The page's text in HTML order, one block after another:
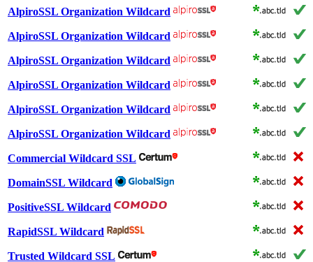
AlpiroSSL Organization Wildcard
AlpiroSSL Organization Wildcard
AlpiroSSL Organization Wildcard
AlpiroSSL Organization Wildcard
AlpiroSSL Organization Wildcard
AlpiroSSL Organization Wildcard
Commercial Wildcard SSL
DomainSSL Wildcard
PositiveSSL Wildcard
RapidSSL Wildcard
Trusted Wildcard SSL